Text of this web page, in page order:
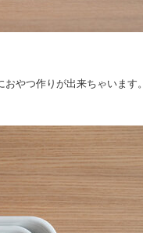
やつ作りが出来ちゃいます。